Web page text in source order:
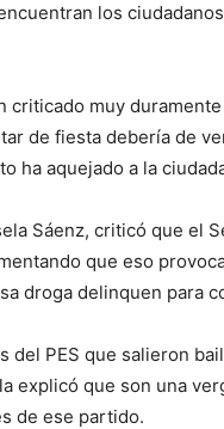
los
criticado muy
de fiesta debería de
ha aquejado a la
Sáenz, criticó que el
que eso
droga delinquen para
del PES que salieron
explicó que son una
de ese partido.